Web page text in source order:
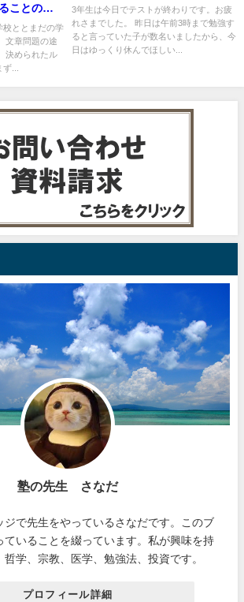
ことの重
る
校ととまだの学
文章問題の途
決められたル
...
3年生は今日でテストが終わりです。お疲
れさまでした。 昨日は午前3時まで勉強す
ると言っていた子が数名いましたから、今
日はゆっくり休んでほしい...
塾の先生 さなだ
ジで先生をやっているさなだです。このブ
ていることを綴っています。私が興味を持
哲学、宗教、医学、勉強法、投資です。
プロフィール詳細